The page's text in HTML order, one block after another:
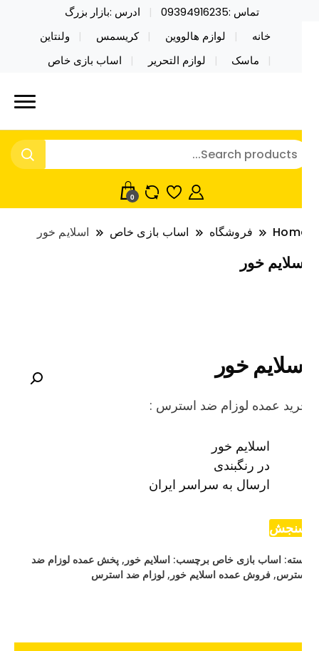
تماس :09394916235
ادرس :بازار بزرگ
خانه
لوازم هالووین کریسمس
ولنتاین
ماسک
لوازم التحریر اساب بازی خاص
تاین کادویی کریسمس اکسسوری
محصولات خاص فیجت اسباب بازی تراول ماگ نایکر
فروش عمده لوازم هالووین ولن تاین کادویی
اکسسوری ماسک در واردات مستقیم
0
فروشگاه اساب بازی خاص اسلایم خور
خور
خور
عمده لوزام ضد استرس :
اسلایم خور
در رنگبندی
ارسال به سراسر ایران
اساب بازی خاص برچسب:اسلایم خور ,پخش عمده لوزام ضد
,فروش عمده اسلایم خور ,لوزام ضد استرس